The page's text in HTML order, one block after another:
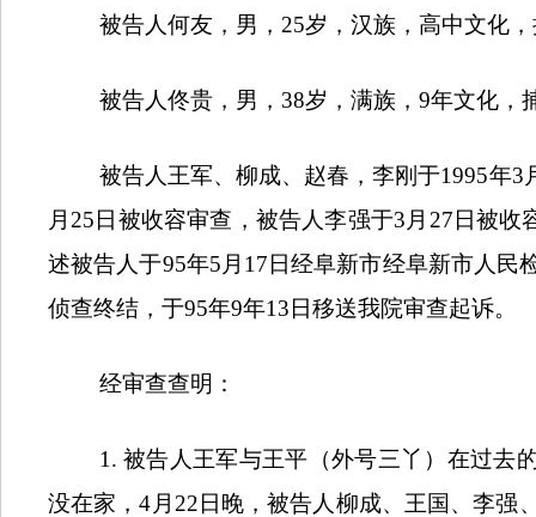
被告人何友，男， 25岁，汉族，高中文化
被告人佟贵，男， 38岁，满族， 9年文化，
被告人王军、柳成、赵春，李刚于1995年3
月 25 日被收容审查，被告人李强于3 月 27 日被收
述被告人于95年5 月 17 日经阜新市经阜新市人民
侦查终结，于95年9年13 日移送我院审查起诉。
经审查查明：
1. 被告人王军与王平（外号三丫）在过去
没在家，4 月 22 日晚，被告人柳成、王国、李强